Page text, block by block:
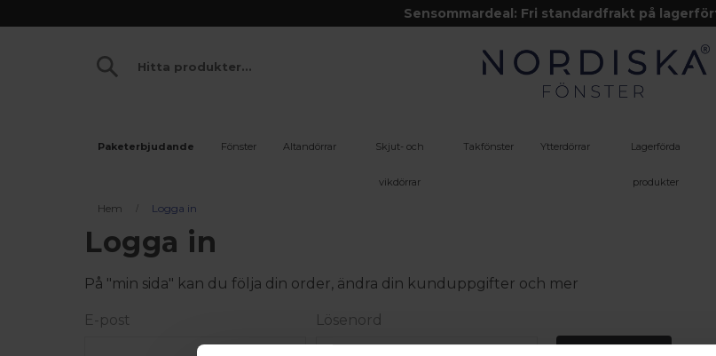
Sensommardeal: Fri standardfrakt på
Paketerbjudande Fönster Altandörrar Skjut- och
vikdörrar
Takfönster Ytterdörrar Lagerförda
produkter
Hem Logga in
Logga in
På "min sida" kan du följa din order, ändra din kunduppgifter och mer
E-post Lösenord